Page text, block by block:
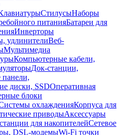
СтилусыНаборы
питанияБатареи для
Инверторы
удлинителиВеб-
Мультимедиа
Компьютерные кабели,
Док-станции,
диски, SSDОперативная
блоки
охлажденияКорпуса для
приводыАксессуары
для накопителейСетевое
DSL-модемыWi-Fi точки